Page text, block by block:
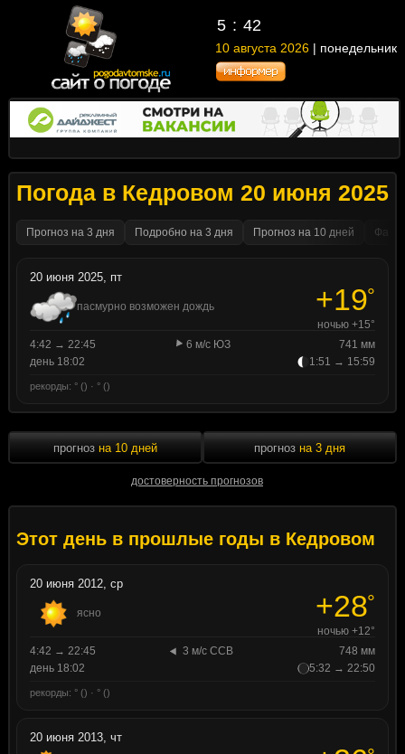
5 42
10 августа 2026 | понедельник
Погода в Кедровом 20 июня 2025
Прогноз на 3 дня Подробно на 3 дня Прогноз на 10 дней
20 июня 2025, пт
пасмурно возможен дождь +19°
ночью +15°
4:42 → 22:45
6 м/с ЮЗ
741 мм
день 18:02
1:51 → 15:59
рекорды: ° () · ° ()
прогноз на 10 дней
достоверность прогнозов
прогноз на 3 дня
Этот день в прошлые годы в Кедровом
20 июня 2012, ср
ясно +28°
ночью +12°
4:42 → 22:45
3 м/с ССВ
748 мм
день 18:02
5:32 → 22:50
рекорды: ° () · ° ()
20 июня 2013, чт